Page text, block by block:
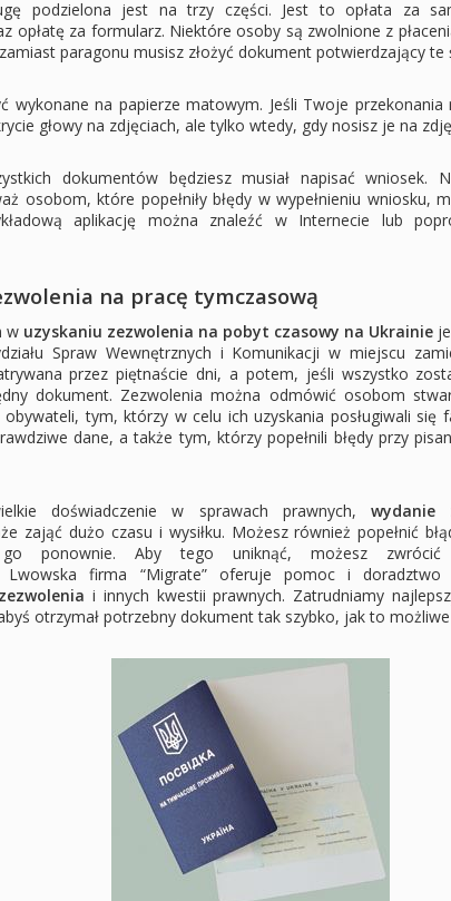
podzielona jest na trzy części. Jest to opłata za
opłatę za formularz. Niektóre osoby są zwolnione z
paragonu musisz złożyć dokument potwierdzający te
wykonane na papierze matowym. Jeśli Twoje
głowy na zdjęciach, ale tylko wtedy, gdy nosisz je na
dokumentów będziesz musiał napisać wniosek.
osobom, które popełniły błędy w wypełnieniu wniosku,
aplikację można znaleźć w Internecie lub
na pracę tymczasową
w uzyskaniu zezwolenia na pobyt czasowy na Ukrainie
Spraw Wewnętrznych i Komunikacji w miejscu
przez piętnaście dni, a potem, jeśli wszystko
dokument. Zezwolenia można odmówić osobom
tym, którzy w celu ich uzyskania posługiwali się
dane, a także tym, którzy popełnili błędy przy
doświadczenie w sprawach prawnych, wydanie
zająć dużo czasu i wysiłku. Możesz również popełnić
go ponownie. Aby tego uniknąć, możesz
Lwowska firma “Migrate” oferuje pomoc i
i innych kwestii prawnych. Zatrudniamy
otrzymał potrzebny dokument tak szybko, jak to możliwe